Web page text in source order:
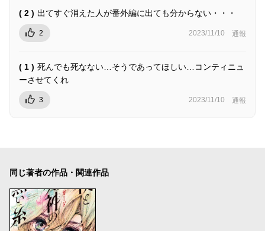
( 2 ) 出てすぐ消えた人が番外編に出ても分からない・・・
2 2023/11/10 通報
( 1 ) 死んでも死なない…そうであってほしい…コンティニュ
ーさせてくれ
3 2023/11/10 通報
同じ著者の作品・関連作品